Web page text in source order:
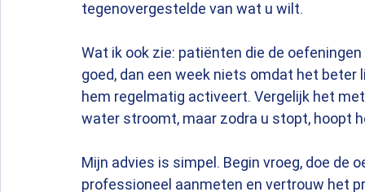
tegenovergestelde van wat u wilt.
Wat ik ook zie: patiënten die de
goed, dan een week niets omdat het
hem regelmatig activeert. Vergelijk het
water stroomt, maar zodra u stopt, hoopt
Mijn advies is simpel. Begin vroeg, doe de
professioneel aanmeten en vertrouw het